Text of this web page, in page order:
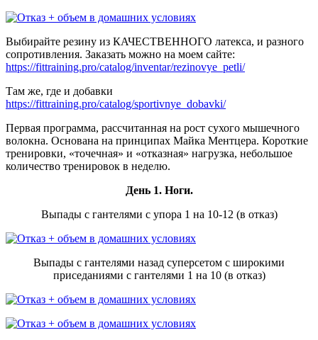
Выбирайте резину из КАЧЕСТВЕННОГО латекса, и разного
сопротивления. Заказать можно на моем сайте:
https://fittraining.pro/catalog/inventar/rezinovye_petli/
Там же, где и добавки
https://fittraining.pro/catalog/sportivnye_dobavki/
Первая программа, рассчитанная на рост сухого мышечного
волокна. Основана на принципах Майка Ментцера. Короткие
тренировки, «точечная» и «отказная» нагрузка, небольшое
количество тренировок в неделю.
День 1. Ноги.
Выпады с гантелями с упора 1 на 10-12 (в отказ)
Выпады с гантелями назад суперсетом с широкими
приседаниями с гантелями 1 на 10 (в отказ)